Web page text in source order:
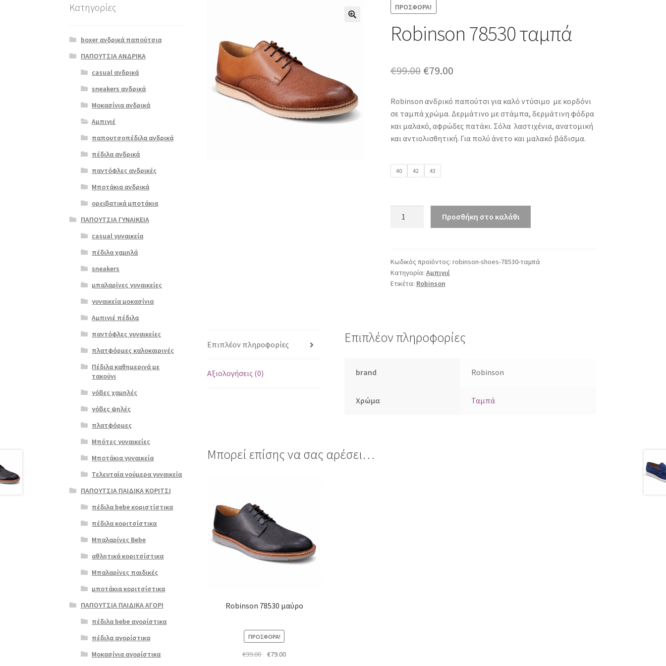
ΠΡΟΣΦΟΡΆ!
Robinson 78530 ταμπά
€99.00 Original
was:
€99.00.
€79.00Η
τιμή
είναι:
€79.00.
Robinson ανδρικό παπούτσι για καλό ντύσιμο με κορδόνι
σε ταμπά χρώμα. Δερμάτινο με στάμπα, δερμάτινη φόδρα
και μαλακό, αφρώδες πατάκι. Σόλα λαστιχένια, ανατομική
και αντιολισθητική. Για πολύ άνετο και μαλακό βάδισμα.
40 42 43
Προσθήκη στο καλάθι
Κωδικός προϊόντος: robinson-shoes-78530-ταμπά
Κατηγορία: Αμπιγιέ
Ετικέτα: Robinson
Επιπλέον πληροφορίες
Αξιολογήσεις (0)
Επιπλέον πληροφορίες
brand Robinson
Χρώμα Ταμπά
Μπορεί επίσης να σας αρέσει…
Robinson 78530 μαύρο
ΠΡΟΣΦΟΡΆ!
€99.00
Original
€79.00Η
έχει
πολλαπλές
παραλλαγές.
σελίδα
Κατηγορίες
boxer ανδρικά παπούτσια
ΠΑΠΟΥΤΣΙΑ ΑΝΔΡΙΚΑ
casual ανδρικά
sneakers ανδρικά
Μοκασίνια ανδρικά
Αμπιγιέ
παπουτσοπέδιλα ανδρικά
πέδιλα ανδρικά
παντόφλες ανδρικές
Μποτάκια ανδρικά
ορειβατικά μποτάκια
ΠΑΠΟΥΤΣΙΑ ΓΥΝΑΙΚΕΙΑ
casual γυναικεία
πέδιλα χαμηλά
sneakers
μπαλαρίνες γυναικείες
γυναικεία μοκασίνια
Αμπιγιέ πέδιλα
παντόφλες γυναικείες
πλατφόρμες καλοκαιρινές
Πέδιλα καθημερινά με
τακούνι
γόβες χαμηλές
γόβες ψηλές
πλατφόρμες
Μπότες γυναικείες
Μποτάκια γυναικεία
Τελευταία νούμερα γυναικεία
ΠΑΠΟΥΤΣΙΑ ΠΑΙΔΙΚΑ ΚΟΡΙΤΣΙ
πέδιλα bebe κοριστίστικα
πέδιλα κοριτσίστικα
Μπαλαρίνες Bebe
αθλητικά κοριτσίστικα
Μπαλαρίνες παιδικές
μποτάκια κοριτσίστικα
ΠΑΠΟΥΤΣΙΑ ΠΑΙΔΙΚΑ ΑΓΟΡΙ
πέδιλα bebe αγορίστικα
πέδιλα αγορίστικα
Μοκασίνια αγορίστικα